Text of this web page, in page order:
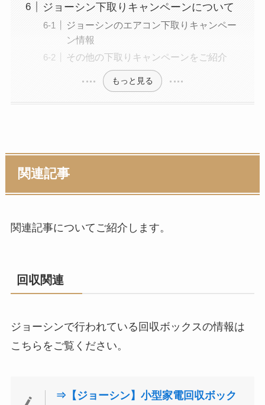
ジョーシン下取りキャンペーンについて
ジョーシンのエアコン下取りキャンペー
ン情報
その他の下取りキャンペーンをご紹介
もっと見る
関連記事
関連記事についてご紹介します。
回収関連
ジョーシンで行われている回収ボックスの情報は
こちらをご覧ください。
⇒【ジョーシン】小型家電回収ボック